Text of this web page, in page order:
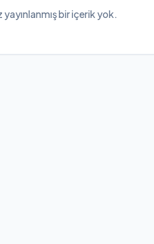
bir içerik yok.